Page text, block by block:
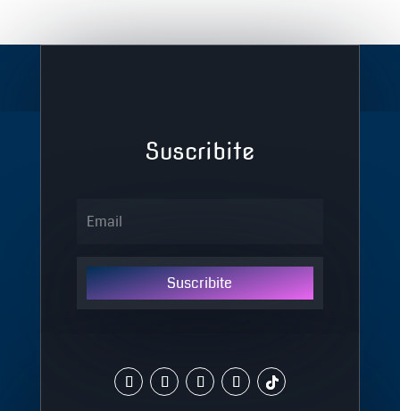
Suscribite
Suscribite